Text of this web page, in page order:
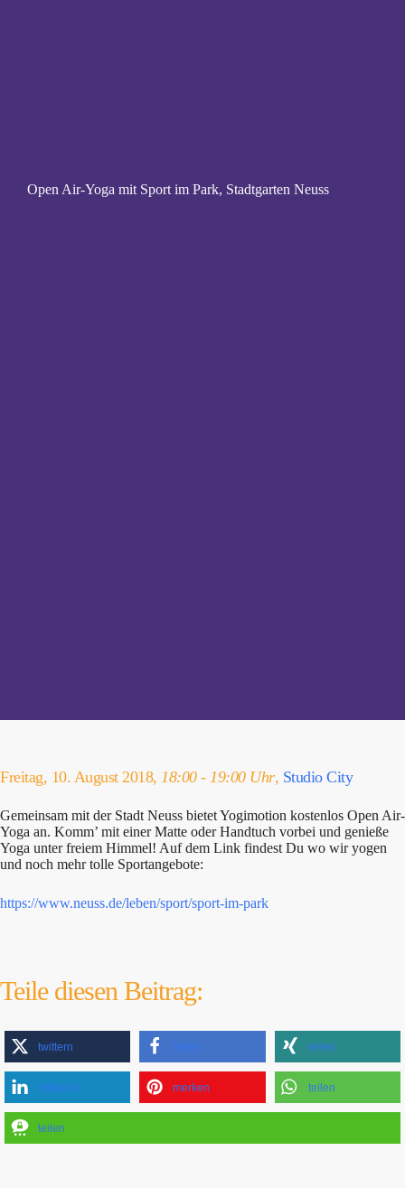
Open Air-Yoga mit Sport im Park, Stadtgarten Neuss
Freitag, 10. August 2018, 18:00 - 19:00 Uhr, Studio City
Gemeinsam mit der Stadt Neuss bietet Yogimotion kostenlos Open Air-
Yoga an. Komm’ mit einer Matte oder Handtuch vorbei und genieße
Yoga unter freiem Himmel! Auf dem Link findest Du wo wir yogen
und noch mehr tolle Sportangebote:
https://www.neuss.de/leben/sport/sport-im-park
Teile diesen Beitrag:
twittern teilen teilen
mitteilen merken teilen
teilen